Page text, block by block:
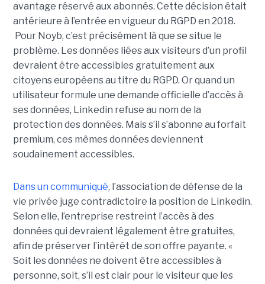
avantage réservé aux abonnés. Cette décision était
antérieure à l’entrée en vigueur du RGPD en 2018.
Pour Noyb, c’est précisément là que se situe le
problème. Les données liées aux visiteurs d’un profil
devraient être accessibles gratuitement aux
citoyens européens au titre du RGPD. Or quand un
utilisateur formule une demande officielle d’accès à
ses données, Linkedin refuse au nom de la
protection des données. Mais s’il s’abonne au forfait
premium, ces mêmes données deviennent
soudainement accessibles.
Dans un communiqué, l’association de défense de la
vie privée juge contradictoire la position de Linkedin.
Selon elle, l’entreprise restreint l’accès à des
données qui devraient légalement être gratuites,
afin de préserver l’intérêt de son offre payante. «
Soit les données ne doivent être accessibles à
personne, soit, s’il est clair pour le visiteur que les